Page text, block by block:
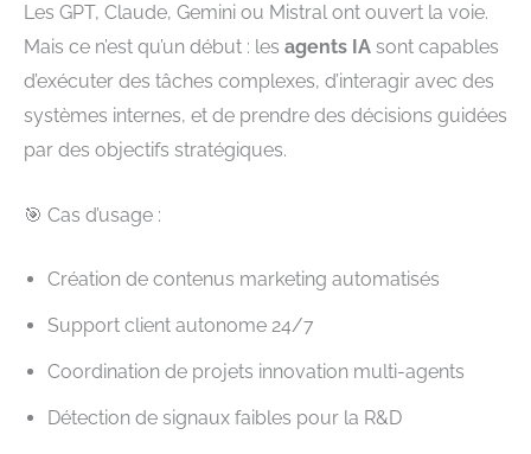
Les GPT, Claude, Gemini ou Mistral ont ouvert la voie.
Mais ce n’est qu’un début : les agents IA sont capables
d’exécuter des tâches complexes, d’interagir avec des
systèmes internes, et de prendre des décisions guidées
par des objectifs stratégiques.
🎯 Cas d’usage :
Création de contenus marketing automatisés
Support client autonome 24/7
Coordination de projets innovation multi-agents
Détection de signaux faibles pour la R&D